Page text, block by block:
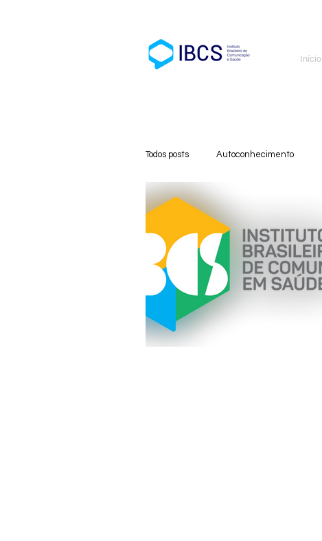
Início
Todos posts Autoconhecimento
Cursos